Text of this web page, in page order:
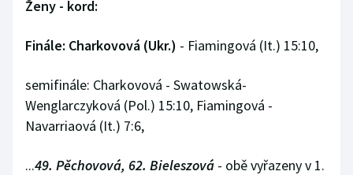
Ženy - kord:
Finále: Charkovová (Ukr.) - Fiamingová (It.) 15:10,
semifinále: Charkovová - Swatowská-
Wenglarczyková (Pol.) 15:10, Fiamingová -
Navarriaová (It.) 7:6,
...49. Pěchovová, 62. Bieleszová - obě vyřazeny v 1.